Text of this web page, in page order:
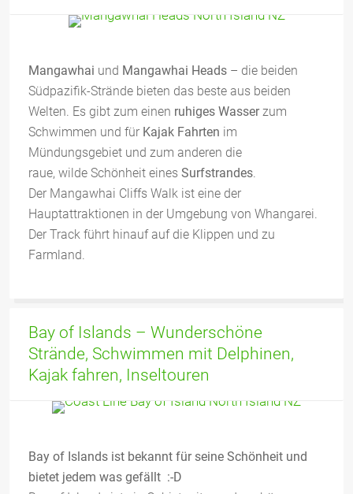
Mangawhai und Mangawhai Heads – die beiden
Südpazifik-Strände bieten das beste aus beiden
Welten. Es gibt zum einen ruhiges Wasserzum
Schwimmen und für Kajak Fahrten im
Mündungsgebiet und zum anderen die
raue, wilde Schönheit eines Surfstrandes.
Der Mangawhai Cliffs Walk ist eine der
Hauptattraktionen in der Umgebung von Whangarei.
Der Track führt hinauf auf die Klippen und zu
Farmland.
Bay of Islands – Wunderschöne
Strände, Schwimmen mit Delphinen,
Kajak fahren, Inseltouren
Bay of Islands ist bekannt für seine Schönheit und
bietet jedem was gefällt :-D